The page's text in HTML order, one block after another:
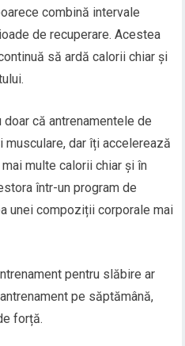
combină intervale
de recuperare. Acestea
să ardă calorii chiar și
doar că antrenamentele de
dar îți accelerează
multe calorii chiar și în
într-un program de
unei compoziții corporale mai
pentru slăbire ar
pe săptămână,
forță.